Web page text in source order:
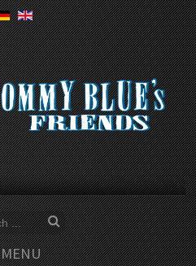
MENU